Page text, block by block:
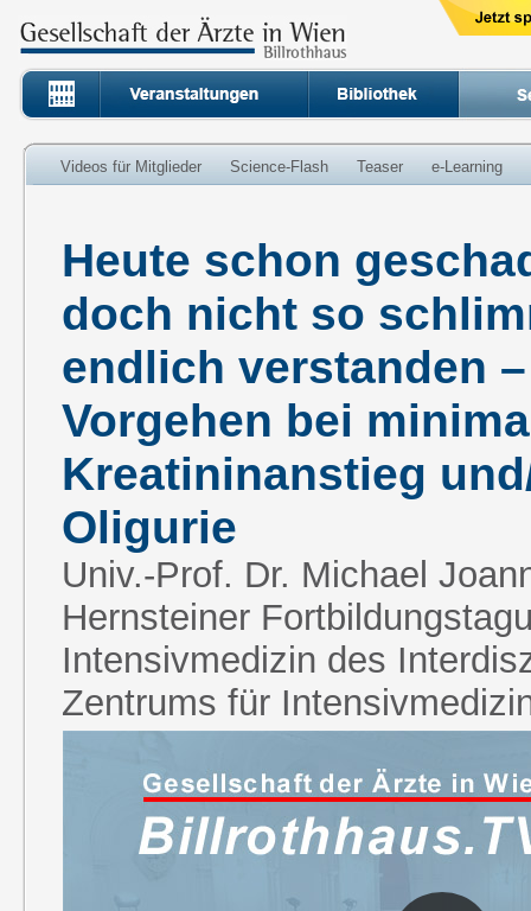
Videos für Mitglieder Science-Flash Teaser e-Learning
Heute schon
doch nicht so
endlich verstanden
Vorgehen bei
Kreatininanstieg
Oligurie
Univ.-Prof. Dr. Michael
Hernsteiner
Intensivmedizin des
Zentrums für